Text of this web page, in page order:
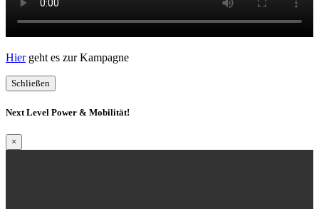
Hiergeht es zur Kampagne
Schließen
Next Level Power & Mobilität!
×